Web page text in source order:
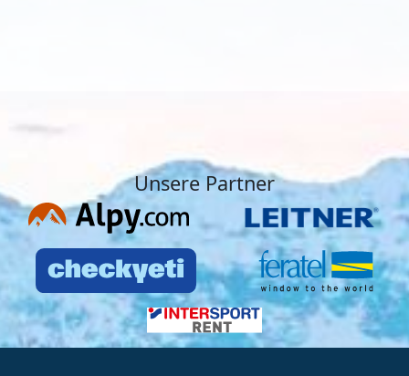
Unsere Partner